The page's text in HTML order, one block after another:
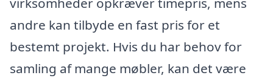
andre kan tilbyde en fast pris for et
bestemt projekt. Hvis du har behov for
samling af mange møbler, kan det være